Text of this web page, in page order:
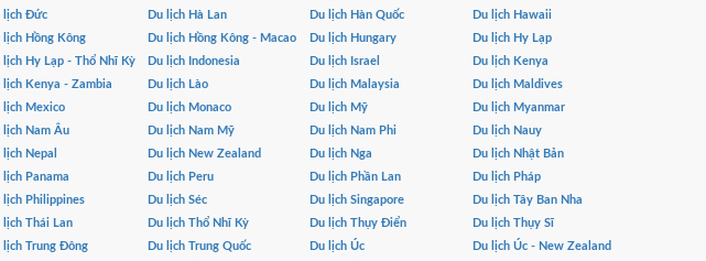
lịch Đức
Du lịch Hà Lan Du lịch Hàn Quốc
Du lịch Hawaii
lịch Hồng Kông
Du lịch Hồng Kông - Macao Du lịch Hungary
Du lịch Hy Lạp
lịch Hy Lạp - Thổ Nhĩ Kỳ
Du lịch Indonesia Du lịch Israel
Du lịch Kenya
lịch Kenya - Zambia
Du lịch Lào Du lịch Malaysia
Du lịch Maldives
lịch Mexico
Du lịch Monaco Du lịch Mỹ
Du lịch Myanmar
lịch Nam Âu
Du lịch Nam Mỹ Du lịch Nam Phi
Du lịch Nauy
lịch Nepal
Du lịch New Zealand Du lịch Nga
Du lịch Nhật Bản
lịch Panama
Du lịch Peru Du lịch Phần Lan
Du lịch Pháp
lịch Philippines
Du lịch Séc Du lịch Singapore
Du lịch Tây Ban Nha
lịch Thái Lan
Du lịch Thổ Nhĩ Kỳ Du lịch Thụy Điển
Du lịch Thụy Sĩ
lịch Trung Đông
Du lịch Trung Quốc Du lịch Úc
Du lịch Úc - New Zealand